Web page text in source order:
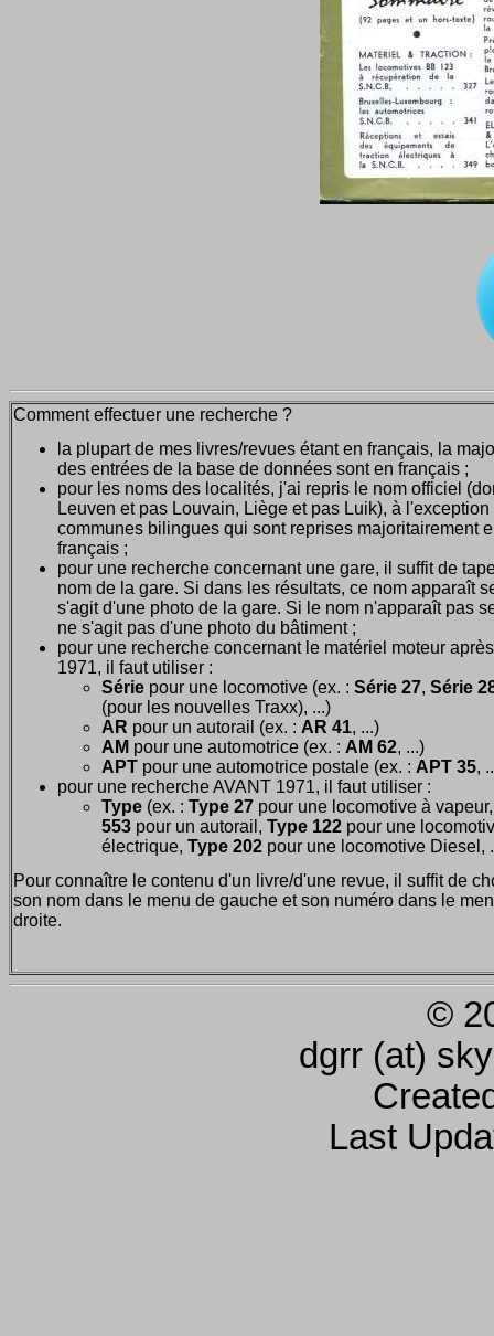
Comment effectuer une recherche ?
la plupart de mes livres/revues étant en français, la
des entrées de la base de données sont en français ;
pour les noms des localités, j'ai repris le nom officiel
Leuven et pas Louvain, Liège et pas Luik), à l'exception
communes bilingues qui sont reprises majoritairement
français ;
pour une recherche concernant une gare, il suffit de
nom de la gare. Si dans les résultats, ce nom apparaît
s'agit d'une photo de la gare. Si le nom n'apparaît pas
ne s'agit pas d'une photo du bâtiment ;
pour une recherche concernant le matériel moteur après
1971, il faut utiliser :
Série pour une locomotive (ex. : Série 27, Série
(pour les nouvelles Traxx), ...)
AR pour un autorail (ex. : AR 41, ...)
AM pour une automotrice (ex. : AM 62, ...)
APT pour une automotrice postale (ex. : APT 35,
pour une recherche AVANT 1971, il faut utiliser :
Type (ex. : Type 27 pour une locomotive à
553 pour un autorail, Type 122 pour une
électrique, Type 202 pour une locomotive Diesel,
Pour connaître le contenu d'un livre/d'une revue, il suffit de
son nom dans le menu de gauche et son numéro dans le
droite.
©
dgrr (at)
Last